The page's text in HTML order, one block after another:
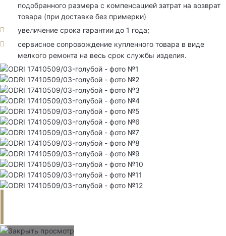
подобранного размера с компенсацией затрат на возврат
товара (при доставке без примерки)
увеличение срока гарантии до 1 года;
сервисное сопровождение купленного товара в виде
мелкого ремонта на весь срок службы изделия.